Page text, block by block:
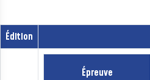
Édition
Épreuve